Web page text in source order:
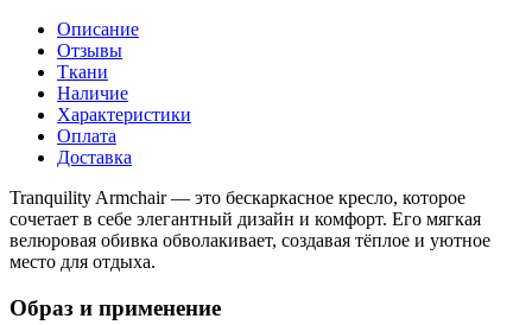
Описание
Отзывы
Ткани
Наличие
Характеристики
Оплата
Доставка
Tranquility Armchair — это бескаркасное кресло, которое
сочетает в себе элегантный дизайн и комфорт. Его мягкая
велюровая обивка обволакивает, создавая тёплое и уютное
место для отдыха.
Образ и применение